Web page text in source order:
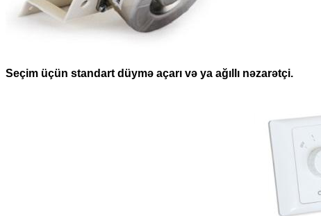
Seçim üçün standart düymə açarı və ya ağıllı nəzarətçi.